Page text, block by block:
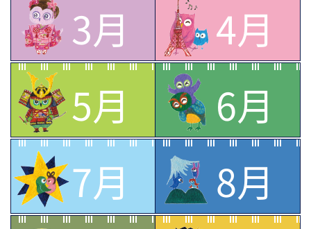
3月
4月
5月
6月
7月
8月